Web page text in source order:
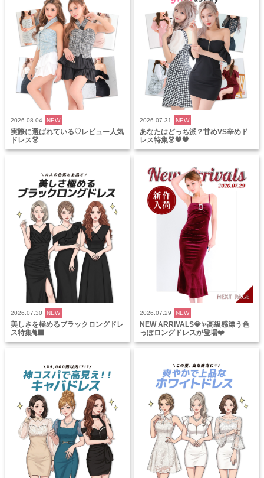
2026.08.04 NEW
実際に選ばれている♡レビュー人気
ドレス👗
2026.07.31 NEW
あなたはどっち派？甘めVS辛めド
レス特集👗💖🖤
2026.07.30 NEW
美しさを極めるブラックロングドレ
ス特集🐈‍⬛
2026.07.29 NEW
NEW ARRIVALS💎✨高級感漂う色
っぽロングドレスが登場❤️